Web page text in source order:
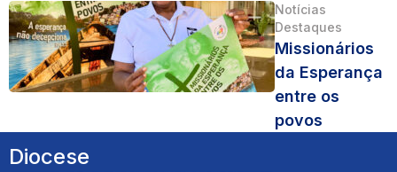
Notícias
Destaques
Missionários
da Esperança
entre os
povos
Diocese